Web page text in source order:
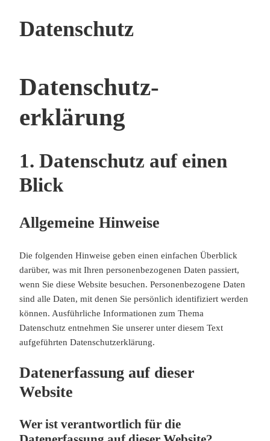
Datenschutz
Datenschutz­
erklärung
1. Datenschutz auf einen
Blick
Allgemeine Hinweise
Die folgenden Hinweise geben einen einfachen Überblick
darüber, was mit Ihren personenbezogenen Daten passiert,
wenn Sie diese Website besuchen. Personenbezogene Daten
sind alle Daten, mit denen Sie persönlich identifiziert werden
können. Ausführliche Informationen zum Thema
Datenschutz entnehmen Sie unserer unter diesem Text
aufgeführten Datenschutzerklärung.
Datenerfassung auf dieser
Website
Wer ist verantwortlich für die